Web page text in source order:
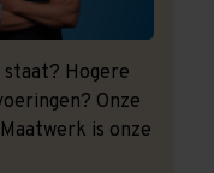
staat? Hogere
Onze
is onze